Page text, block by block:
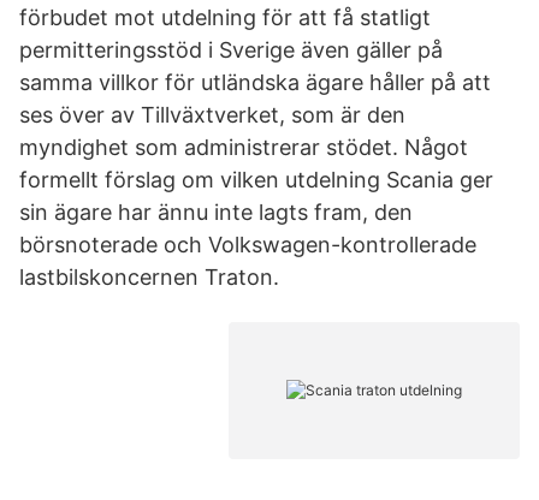
förbudet mot utdelning för att få statligt
permitteringsstöd i Sverige även gäller på
samma villkor för utländska ägare håller på att
ses över av Tillväxtverket, som är den
myndighet som administrerar stödet. Något
formellt förslag om vilken utdelning Scania ger
sin ägare har ännu inte lagts fram, den
börsnoterade och Volkswagen-kontrollerade
lastbilskoncernen Traton.